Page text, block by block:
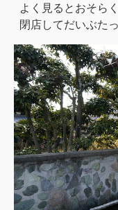
よく見るとおそら
閉店してだいぶた